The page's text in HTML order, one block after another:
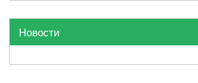
Новости